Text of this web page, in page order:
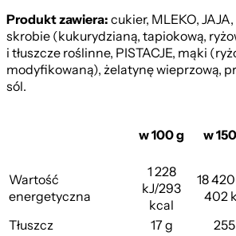
Produkt zawiera:cukier, MLEKO,
skrobie (kukurydzianą, tapiokową,
i tłuszcze roślinne, PISTACJE, mąki
modyfikowaną), żelatynę wieprzową,
sól.
w 100 g w
Wartość
energetyczna
1 228
kJ/293
kcal
18
402
Tłuszcz 17 g